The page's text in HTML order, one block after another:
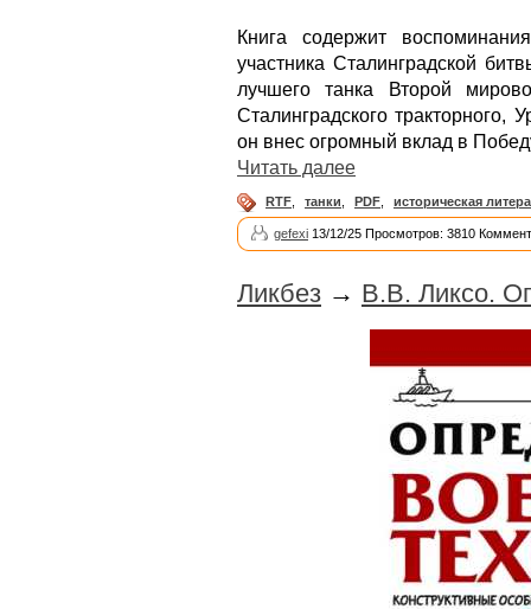
Книга содержит
участника Сталинградской
лучшего танка Второй
Сталинградского тракторного,
он внес огромный вклад в
Читать далее
RTF танки PDF историческая
gefexi 13/12/25 Просмотров: 3810
Ликбез → В.В. Ликсо.